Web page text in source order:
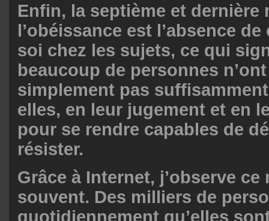
Enfin, la septième et dernière
l’obéissance est l’absence
soi chez les sujets, ce qui
beaucoup de personnes
simplement pas
elles, en leur jugement et en
pour se rendre capables de
résister.
Grâce à Internet, j’observe ce
souvent. Des milliers de
quotidiennement qu’elles